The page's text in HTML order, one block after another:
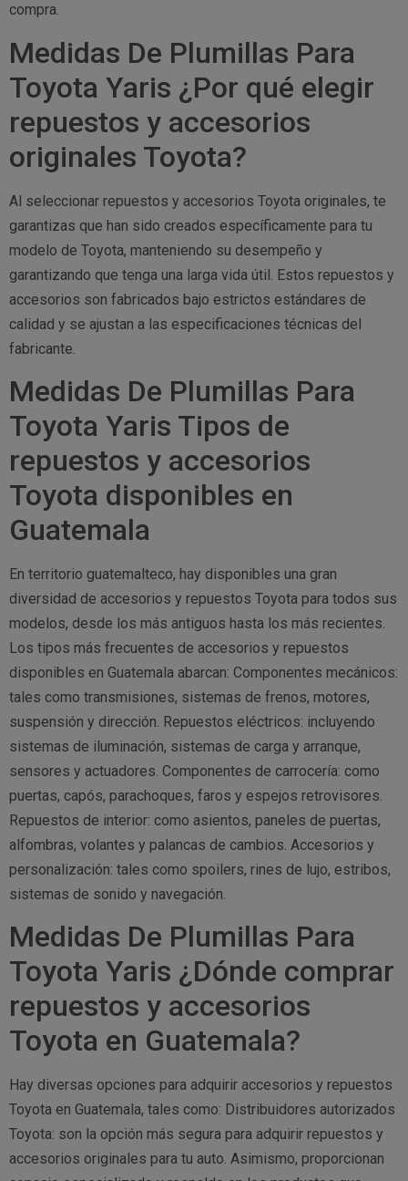
compra.
Medidas De Plumillas Para
Toyota Yaris ¿Por qué elegir
repuestos y accesorios
originales Toyota?
Al seleccionar repuestos y accesorios Toyota originales, te
garantizas que han sido creados específicamente para tu
modelo de Toyota, manteniendo su desempeño y
garantizando que tenga una larga vida útil. Estos repuestos y
accesorios son fabricados bajo estrictos estándares de
calidad y se ajustan a las especificaciones técnicas del
fabricante.
Medidas De Plumillas Para
Toyota Yaris Tipos de
repuestos y accesorios
Toyota disponibles en
Guatemala
En territorio guatemalteco, hay disponibles una gran
diversidad de accesorios y repuestos Toyota para todos sus
modelos, desde los más antiguos hasta los más recientes.
Los tipos más frecuentes de accesorios y repuestos
disponibles en Guatemala abarcan: Componentes mecánicos:
tales como transmisiones, sistemas de frenos, motores,
suspensión y dirección. Repuestos eléctricos: incluyendo
sistemas de iluminación, sistemas de carga y arranque,
sensores y actuadores. Componentes de carrocería: como
puertas, capós, parachoques, faros y espejos retrovisores.
Repuestos de interior: como asientos, paneles de puertas,
alfombras, volantes y palancas de cambios. Accesorios y
personalización: tales como spoilers, rines de lujo, estribos,
sistemas de sonido y navegación.
Medidas De Plumillas Para
Toyota Yaris ¿Dónde comprar
repuestos y accesorios
Toyota en Guatemala?
Hay diversas opciones para adquirir accesorios y repuestos
Toyota en Guatemala, tales como: Distribuidores autorizados
Toyota: son la opción más segura para adquirir repuestos y
accesorios originales para tu auto. Asimismo, proporcionan